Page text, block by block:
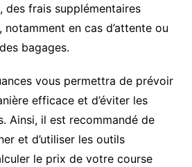
des frais supplémentaires
notamment en cas d’attente ou
bagages.
vous permettra de prévoir
efficace et d’éviter les
Ainsi, il est recommandé de
et d’utiliser les outils
le prix de votre course